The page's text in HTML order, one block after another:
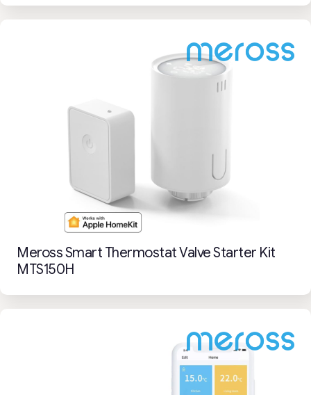
Meross Smart Thermostat Valve Starter Kit
MTS150H